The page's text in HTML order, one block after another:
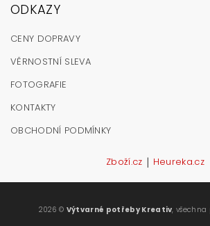
ODKAZY
CENY DOPRAVY
VĚRNOSTNÍ SLEVA
FOTOGRAFIE
KONTAKTY
OBCHODNÍ PODMÍNKY
Zboží.cz | Heureka.cz
2026 © Výtvarné potřeby Kreativ, všechna